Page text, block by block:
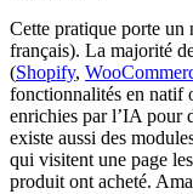
Cette pratique porte un
français). La majorité
(Shopify,
fonctionnalités en natif
enrichies par l’IA pour
existe aussi des
qui visitent une page
produit ont acheté.